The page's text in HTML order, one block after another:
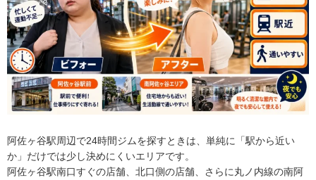
阿佐ヶ谷駅周辺で24時間ジムを探すときは、単純に「駅から近い
か」だけでは少し決めにくいエリアです。
阿佐ヶ谷駅南口すぐの店舗、北口側の店舗、さらに丸ノ内線の南阿